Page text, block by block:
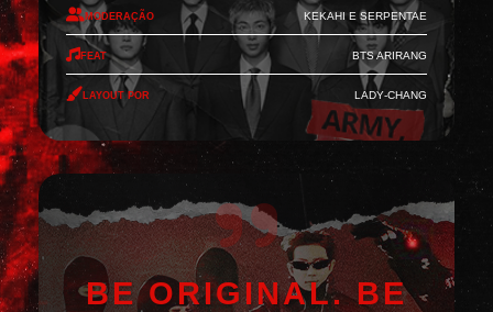
Moderação Kekahi e Serpentae
Feat BTS Arirang
Layout por Lady-Chang
BE ORIGINAL. BE